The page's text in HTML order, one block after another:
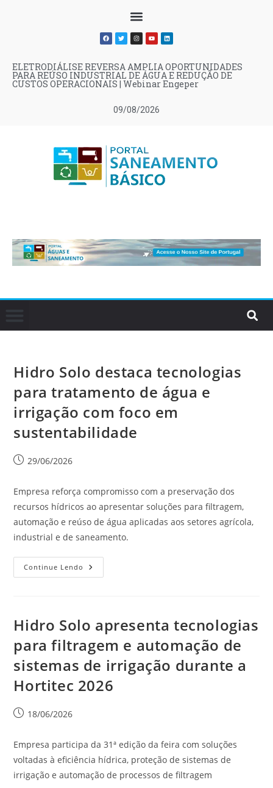
09/08/2026
ELETRODIÁLISE REVERSA AMPLIA OPORTUNIDADES
PARA REÚSO INDUSTRIAL DE ÁGUA E REDUÇÃO DE
CUSTOS OPERACIONAIS | Webinar Engeper
Hidro Solo destaca tecnologias
para tratamento de água e
irrigação com foco em
sustentabilidade
29/06/2026
Empresa reforça compromisso com a preservação dos
recursos hídricos ao apresentar soluções para filtragem,
automação e reúso de água aplicadas aos setores agrícola,
industrial e de saneamento.
Continue Lendo
Hidro Solo apresenta tecnologias
para filtragem e automação de
sistemas de irrigação durante a
Hortitec 2026
18/06/2026
Empresa participa da 31ª edição da feira com soluções
voltadas à eficiência hídrica, proteção de sistemas de
irrigação e automação de processos de filtragem